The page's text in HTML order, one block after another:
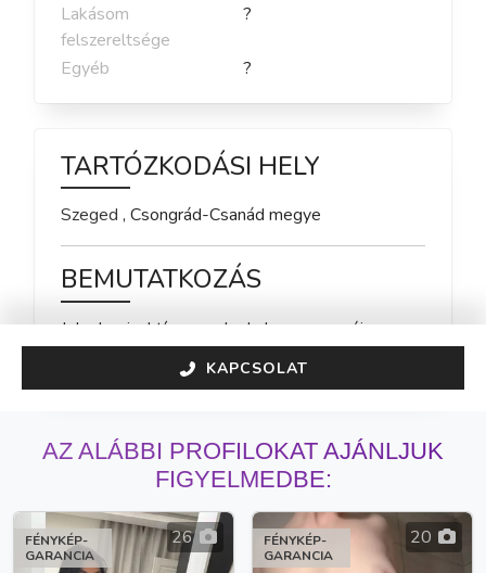
Lakásom
felszereltsége
?
Egyéb ?
TARTÓZKODÁSI HELY
Szeged , Csongrád-Csanád megye
BEMUTATKOZÁS
Jelenleg inaktív vagyok, de hamarosan újra
KAPCSOLAT
AZ ALÁBBI PROFILOKAT AJÁNLJUK
FIGYELMEDBE:
FÉNYKÉP-
GARANCIA
26
FÉNYKÉP-
GARANCIA
20